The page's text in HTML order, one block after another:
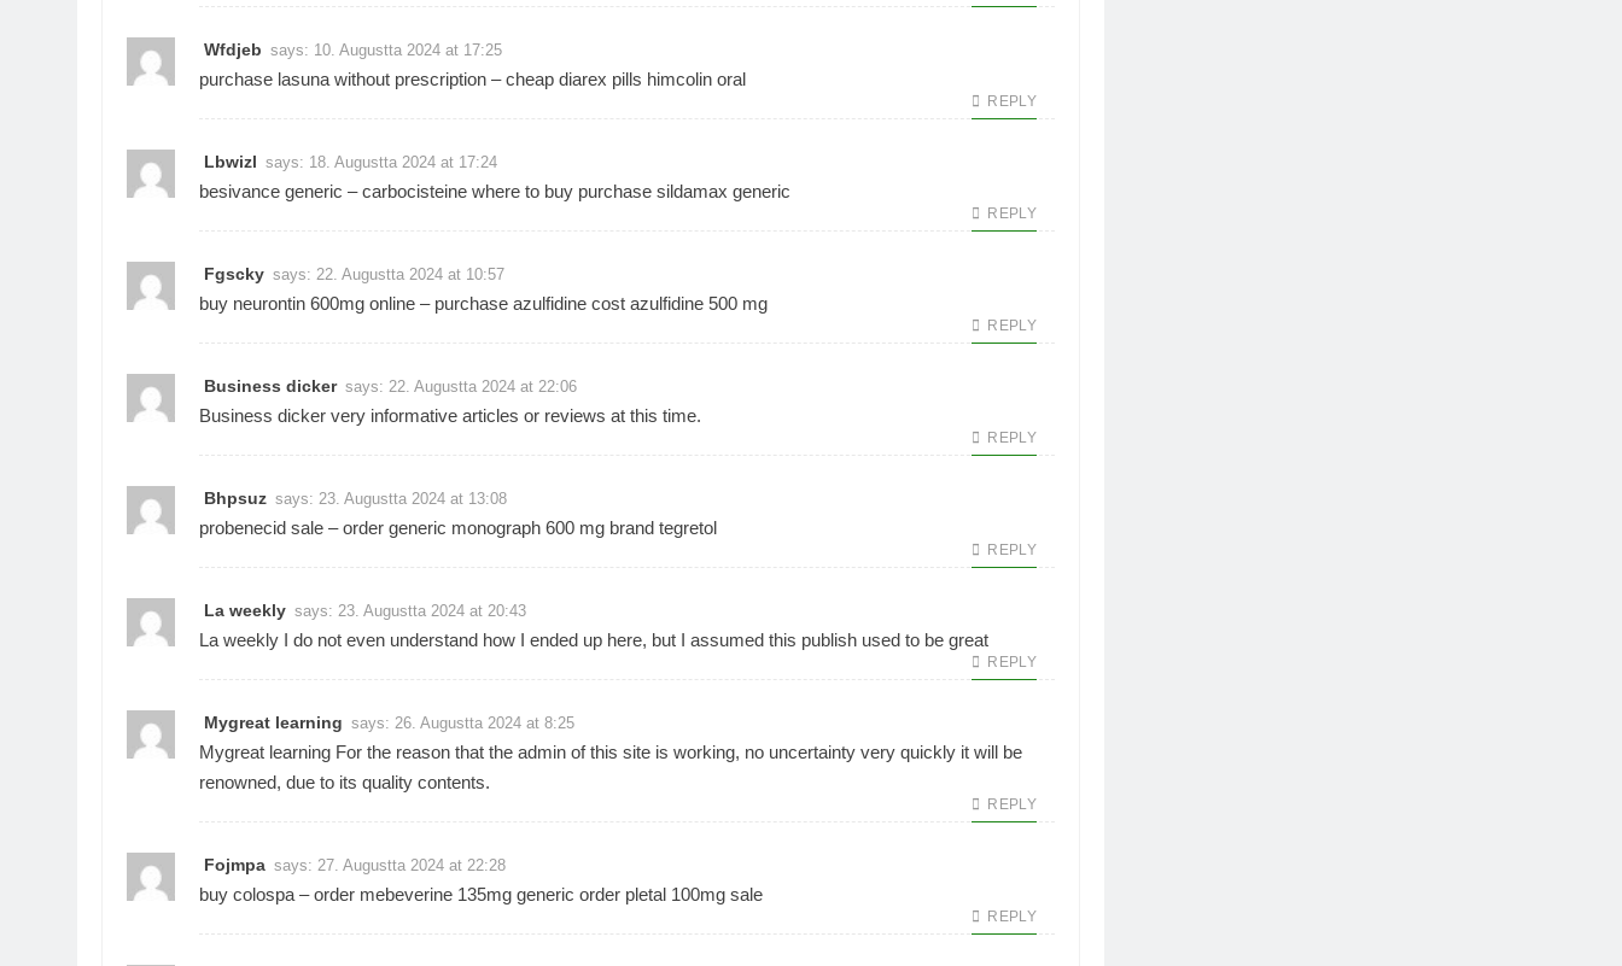
Wfdjeb says: 10. Augustta 2024 at 17:25
purchase lasuna without prescription –cheap diarex pills himcolin oral
REPLY
Lbwizl says: 18. Augustta 2024 at 17:24
besivance generic –carbocisteine where to buy purchase sildamax generic
REPLY
Fgscky says: 22. Augustta 2024 at 10:57
buy neurontin 600mg online – purchase azulfidine cost azulfidine 500 mg
REPLY
Business dicker says: 22. Augustta 2024 at 22:06
Business dicker very informative articles or reviews at this time.
REPLY
Bhpsuz says: 23. Augustta 2024 at 13:08
probenecid sale –order generic monograph 600 mg brand tegretol
REPLY
La weekly says: 23. Augustta 2024 at 20:43
La weekly I do not even understand how I ended up here, but I assumed this publish used to be great
REPLY
Mygreat learning says: 26. Augustta 2024 at 8:25
Mygreat learning For the reason that the admin of this site is working, no uncertainty very quickly it will be
renowned, due to its quality contents.
REPLY
Fojmpa says: 27. Augustta 2024 at 22:28
buy colospa –order mebeverine 135mg generic order pletal 100mg sale
REPLY